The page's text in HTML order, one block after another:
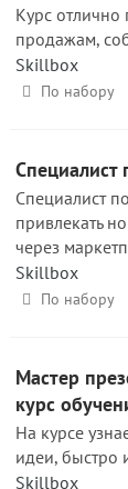
Курс
продажам,
Skillbox
По набору
Специалист
привлекать
через
Skillbox
По набору
Мастер
курс
На курсе
идеи, быстро
Skillbox